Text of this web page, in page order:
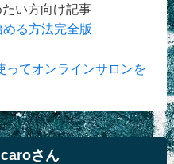
い方向け記事
る方法完全版
ってオンラインサロンを
さん